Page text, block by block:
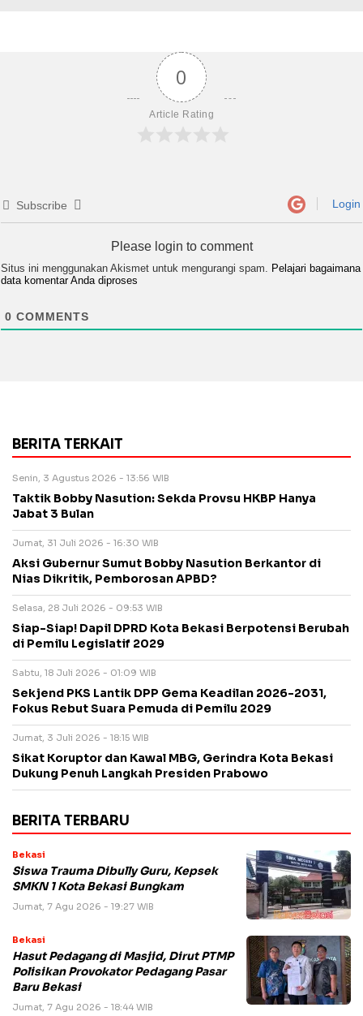
0
Article Rating
Subscribe Login
Please login to comment
Situs ini menggunakan Akismet untuk mengurangi spam.
Pelajari bagaimana
data komentar Anda diproses
0 COMMENTS
BERITA TERKAIT
Senin, 3 Agustus 2026 - 13:56 WIB
Taktik Bobby Nasution: Sekda Provsu HKBP Hanya
Jabat 3 Bulan
Jumat, 31 Juli 2026 - 16:30 WIB
Aksi Gubernur Sumut Bobby Nasution Berkantor di
Nias Dikritik, Pemborosan APBD?
Selasa, 28 Juli 2026 - 09:53 WIB
Siap-Siap! Dapil DPRD Kota Bekasi Berpotensi Berubah
di Pemilu Legislatif 2029
Sabtu, 18 Juli 2026 - 01:09 WIB
Sekjend PKS Lantik DPP Gema Keadilan 2026-2031,
Fokus Rebut Suara Pemuda di Pemilu 2029
Jumat, 3 Juli 2026 - 18:15 WIB
Sikat Koruptor dan Kawal MBG, Gerindra Kota Bekasi
Dukung Penuh Langkah Presiden Prabowo
BERITA TERBARU
Bekasi
Siswa Trauma Dibully Guru, Kepsek
SMKN 1 Kota Bekasi Bungkam
Jumat, 7 Agu 2026 - 19:27 WIB
Bekasi
Hasut Pedagang di Masjid, Dirut PTMP
Polisikan Provokator Pedagang Pasar
Baru Bekasi
Jumat, 7 Agu 2026 - 18:44 WIB